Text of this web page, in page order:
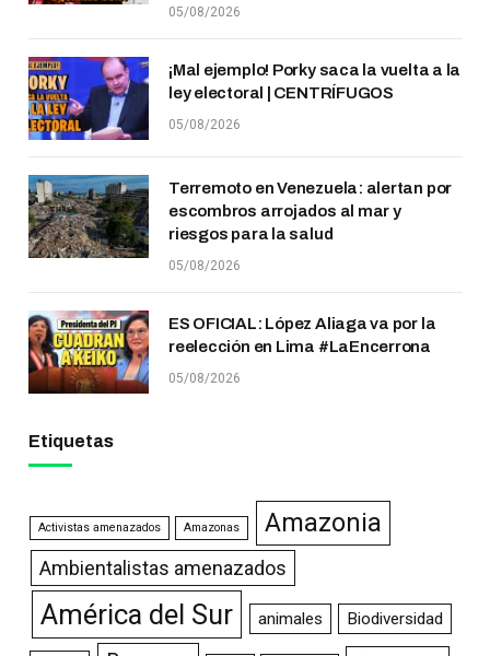
05/08/2026
¡Mal ejemplo! Porky saca la vuelta a la
ley electoral | CENTRÍFUGOS
05/08/2026
Terremoto en Venezuela: alertan por
escombros arrojados al mar y
riesgos para la salud
05/08/2026
ES OFICIAL: López Aliaga va por la
reelección en Lima #LaEncerrona
05/08/2026
Etiquetas
Activistas amenazados Amazonas Amazonia
Ambientalistas amenazados
América del Sur animales Biodiversidad